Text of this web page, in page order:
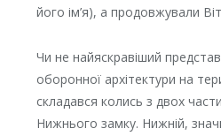
його ім’я), а продовжували
Чи не найяскравіший
оборонної архітектури на
складався колись з двох
Нижнього замку. Нижній,